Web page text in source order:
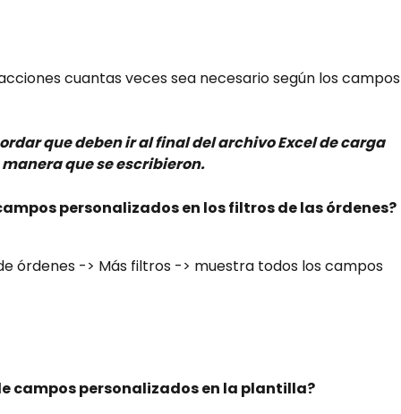
cuantas veces sea necesario según los campos
que deben ir al final del archivo Excel de carga
que se escribieron.
personalizados en los filtros de las órdenes?
órdenes -> Más filtros -> muestra todos los campos
campos personalizados en la plantilla?